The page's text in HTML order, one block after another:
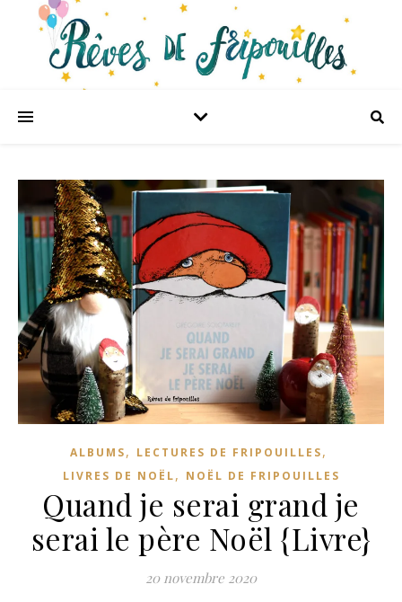
ALBUMS, LECTURES DE FRIPOUILLES,
LIVRES DE NOËL, NOËL DE FRIPOUILLES
Quand je serai grand je
serai le père Noël {Livre}
20 novembre 2020